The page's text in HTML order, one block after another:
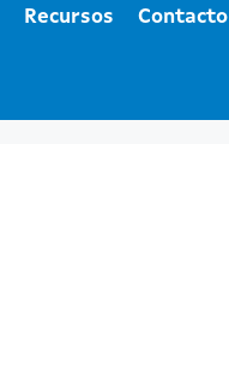
Recursos Contacto